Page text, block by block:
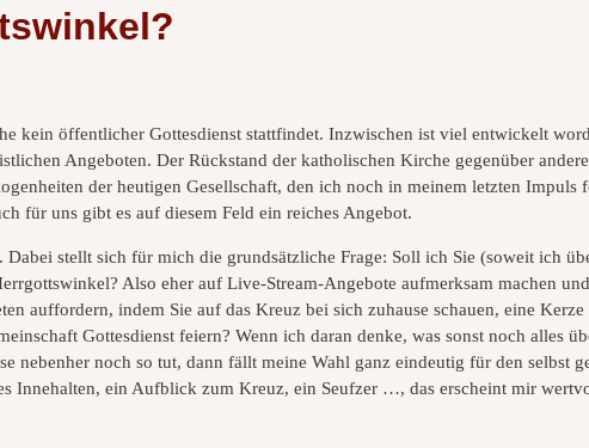
kein öffentlicher Gottesdienst stattfindet. Inzwischen ist viel entwickelt
Angeboten. Der Rückstand der katholischen Kirche gegenüber
der heutigen Gesellschaft, den ich noch in meinem letzten Impuls
für uns gibt es auf diesem Feld ein reiches Angebot.
stellt sich für mich die grundsätzliche Frage: Soll ich Sie (soweit ich
Also eher auf Live-Stream-Angebote aufmerksam machen
auffordern, indem Sie auf das Kreuz bei sich zuhause schauen, eine
Gottesdienst feiern? Wenn ich daran denke, was sonst noch alles
nebenher noch so tut, dann fällt meine Wahl ganz eindeutig für den selbst
Innehalten, ein Aufblick zum Kreuz, ein Seufzer …, das erscheint mir